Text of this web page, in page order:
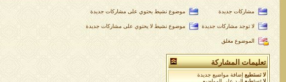
مشاركات جديدة موضوع نشيط يحتوي على مشاركات جديدة
لا توجد مشاركات جديدة موضوع نشيط لا يحتوي على مشاركات جديدة
الموضوع مغلق
تعليمات المشاركة
لا تستطيع
إضافة مواضيع جديدة